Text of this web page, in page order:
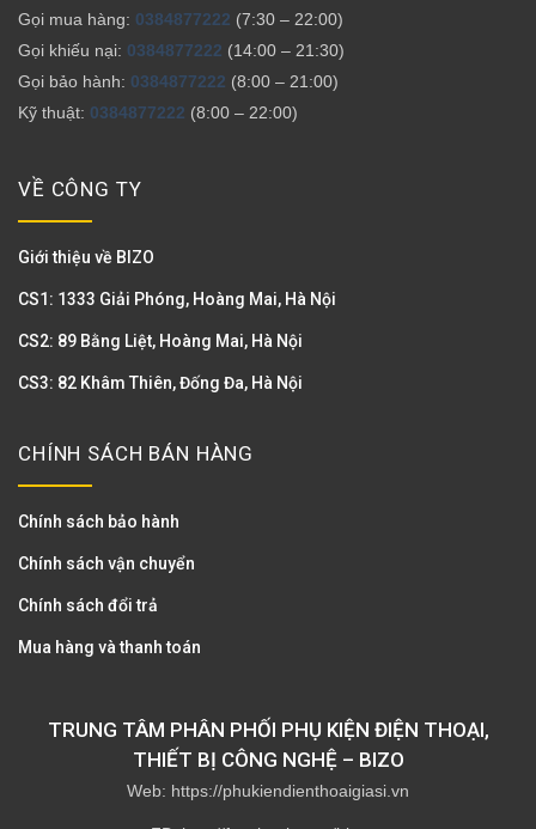
Gọi mua hàng: 0384877222 (7:30 – 22:00)
Gọi khiếu nại: 0384877222 (14:00 – 21:30)
Gọi bảo hành: 0384877222 (8:00 – 21:00)
Kỹ thuật: 0384877222 (8:00 – 22:00)
VỀ CÔNG TY
Giới thiệu về BIZO
CS1: 1333 Giải Phóng, Hoàng Mai, Hà Nội
CS2: 89 Bằng Liệt, Hoàng Mai, Hà Nội
CS3: 82 Khâm Thiên, Đống Đa, Hà Nội
CHÍNH SÁCH BÁN HÀNG
Chính sách bảo hành
Chính sách vận chuyển
Chính sách đổi trả
Mua hàng và thanh toán
TRUNG TÂM PHÂN PHỐI PHỤ KIỆN ĐIỆN THOẠI,
THIẾT BỊ CÔNG NGHỆ – BIZO
Web: https://phukiendienthoaigiasi.vn